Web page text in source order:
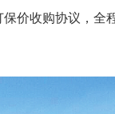
价收购协议，全